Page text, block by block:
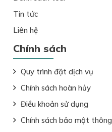
Tin tức
Liên hệ
Chính sách
Quy trình đặt dịch vụ
Chính sách hoàn hủy
Điều khoản sử dụng
Chính sách bảo mật